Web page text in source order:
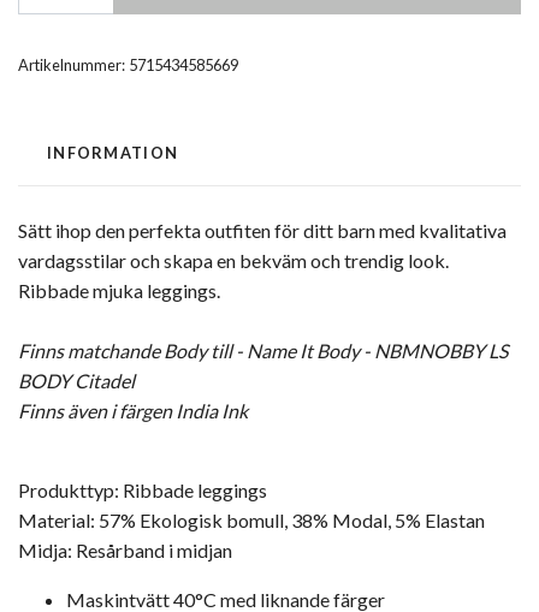
Artikelnummer: 5715434585669
INFORMATION
Sätt ihop den perfekta outfiten för ditt barn med kvalitativa
vardagsstilar och skapa en bekväm och trendig look.
Ribbade mjuka leggings.
Finns matchande Body till - Name It Body - NBMNOBBY LS
BODY Citadel
Finns även i färgen India Ink
Produkttyp: Ribbade leggings
Material: 57% Ekologisk bomull, 38% Modal, 5% Elastan
Midja: Resårband i midjan
Maskintvätt 40°C med liknande färger